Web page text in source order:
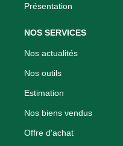
Présentation
NOS SERVICES
Nos actualités
Nos outils
Estimation
Nos biens vendus
Offre d'achat